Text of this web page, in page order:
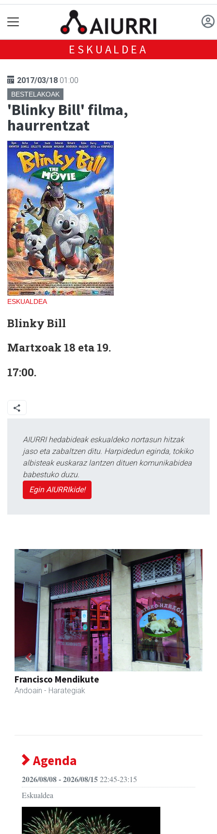
ESKUALDEA
2017/03/18 01:00
BESTELAKOAK
'Blinky Bill' filma,
haurrentzat
ESKUALDEA
Blinky Bill
Martxoak 18 eta 19.
17:00.
AIURRI hedabideak eskualdeko nortasun hitzak
jaso eta zabaltzen ditu. Harpidedun eginda, tokiko
albisteak euskaraz lantzen dituen komunikabidea
babestuko duzu.
Egin AIURRIkide!
RN mekanizatuak
Asteasu - Mekanizatuak
Previous Next
Agenda
2026/08/08 - 2026/08/1522:45-23:15
Eskualdea